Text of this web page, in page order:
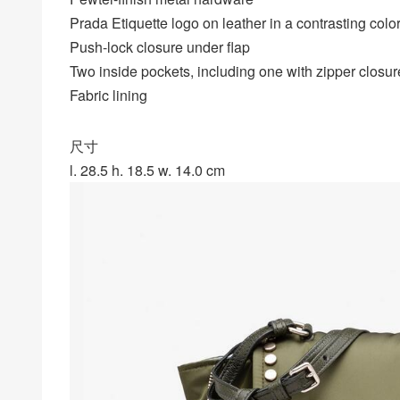
Prada Etiquette logo on leather in a contrasting color
Push-lock closure under flap
Two inside pockets, including one with zipper
Fabric lining
尺寸
l. 28.5 h. 18.5 w. 14.0 cm